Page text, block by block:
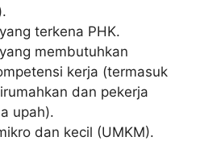
terkena PHK.
membutuhkan
kerja (termasuk
dan pekerja
upah).
dan kecil (UMKM).